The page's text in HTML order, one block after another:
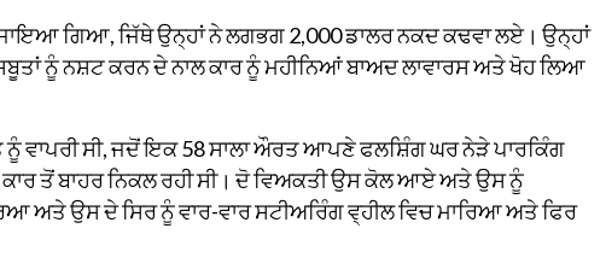
ਗਿਆ, ਜਿੱਥੇ ਉਨ੍ਹਾਂ ਨੇ ਲਗਭਗ 2,000 ਡਾਲਰ ਨਕਦ ਕਢਵਾ ਲਏ। ਉਨ੍ਹਾਂ
ਨੂੰ ਨਸ਼ਟ ਕਰਨ ਦੇ ਨਾਲ ਕਾਰ ਨੂੰ ਮਹੀਨਿਆਂ ਬਾਅਦ ਲਾਵਾਰਸ ਅਤੇ ਖੋਹ ਲਿਆ
ਵਾਪਰੀ ਸੀ, ਜਦੋਂ ਇਕ 58 ਸਾਲਾ ਔਰਤ ਆਪਣੇ ਫਲਸ਼ਿੰਗ ਘਰ ਨੇੜੇ ਪਾਰਕਿੰਗ
ਤੋਂ ਬਾਹਰ ਨਿਕਲ ਰਹੀ ਸੀ। ਦੋ ਵਿਅਕਤੀ ਉਸ ਕੋਲ ਆਏ ਅਤੇ ਉਸ ਨੂੰ
ਅਤੇ ਉਸ ਦੇ ਸਿਰ ਨੂੰ ਵਾਰ-ਵਾਰ ਸਟੀਅਰਿੰਗ ਵ੍ਹੀਲ ਵਿਚ ਮਾਰਿਆ ਅਤੇ ਫਿਰ